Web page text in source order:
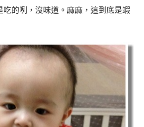
吃的咧，沒味道。麻麻，這到底是蝦